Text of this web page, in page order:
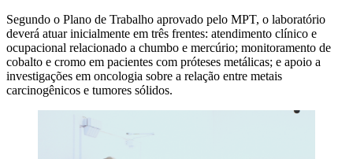
Segundo o Plano de Trabalho aprovado pelo MPT, o laboratório
deverá atuar inicialmente em três frentes: atendimento clínico e
ocupacional relacionado a chumbo e mercúrio; monitoramento de
cobalto e cromo em pacientes com próteses metálicas; e apoio a
investigações em oncologia sobre a relação entre metais
carcinogênicos e tumores sólidos.